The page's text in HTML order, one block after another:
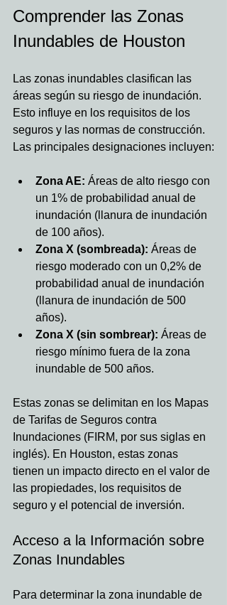
Comprender las Zonas
Inundables de Houston
Las zonas inundables clasifican las
áreas según su riesgo de inundación.
Esto influye en los requisitos de los
seguros y las normas de construcción.
Las principales designaciones incluyen:
Zona AE: Áreas de alto riesgo con
un 1% de probabilidad anual de
inundación (llanura de inundación
de 100 años).
Zona X (sombreada): Áreas de
riesgo moderado con un 0,2% de
probabilidad anual de inundación
(llanura de inundación de 500
años).
Zona X (sin sombrear): Áreas de
riesgo mínimo fuera de la zona
inundable de 500 años.
Estas zonas se delimitan en los Mapas
de Tarifas de Seguros contra
Inundaciones (FIRM, por sus siglas en
inglés). En Houston, estas zonas
tienen un impacto directo en el valor de
las propiedades, los requisitos de
seguro y el potencial de inversión.
Acceso a la Información sobre
Zonas Inundables
Para determinar la zona inundable de